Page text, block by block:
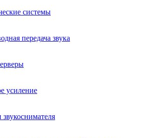
системы
передача звука
усиление
звукоснимателя